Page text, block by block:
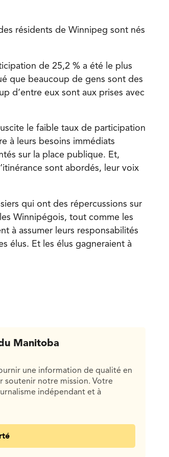
résidents de Winnipeg sont nés
de 25,2 % a été le plus
que beaucoup de gens sont des
d’entre eux sont aux prises avec
le faible taux de participation
à leurs besoins immédiats
sur la place publique. Et,
sont abordés, leur voix
qui ont des répercussions sur
Winnipégois, tout comme les
à assumer leurs responsabilités
élus. Et les élus gagneraient à
Manitoba
une information de qualité en
soutenir notre mission. Votre
indépendant et à